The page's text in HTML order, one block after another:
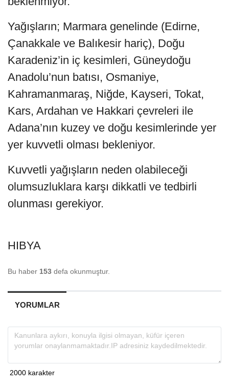
Yağışların; Marmara genelinde (Edirne,
Çanakkale ve Balıkesir hariç), Doğu
Karadeniz’in iç kesimleri, Güneydoğu
Anadolu’nun batısı, Osmaniye,
Kahramanmaraş, Niğde, Kayseri, Tokat,
Kars, Ardahan ve Hakkari çevreleri ile
Adana’nın kuzey ve doğu kesimlerinde yer
yer kuvvetli olması bekleniyor.
Kuvvetli yağışların neden olabileceği
olumsuzluklara karşı dikkatli ve tedbirli
olunması gerekiyor.
HIBYA
Bu haber 153 defa okunmuştur.
YORUMLAR